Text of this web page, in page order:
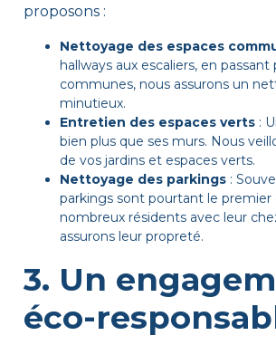
proposons :
Nettoyage des espaces
hallways aux escaliers, en passant
communes, nous assurons un
minutieux.
Entretien des espaces verts :
bien plus que ses murs. Nous
de vos jardins et espaces verts.
Nettoyage des parkings :
parkings sont pourtant le
nombreux résidents avec leur
assurons leur propreté.
3. Un
éco-